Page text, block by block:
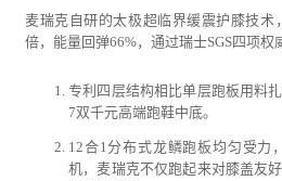
麦瑞克自研的太极超临界缓震护膝技
倍，能量回弹66%，通过瑞士SGS四项权
专利四层结构相比单层跑板用料
7双千元高端跑鞋中底。
12合1分布式龙鳞跑板均匀受力
机，麦瑞克不仅跑起来对膝盖友